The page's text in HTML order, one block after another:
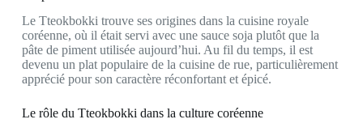
Le Tteokbokki trouve ses origines dans la cuisine royale
coréenne, où il était servi avec une sauce soja plutôt que la
pâte de piment utilisée aujourd’hui. Au fil du temps, il est
devenu un plat populaire de la cuisine de rue, particulièrement
apprécié pour son caractère réconfortant et épicé.
Le rôle du Tteokbokki dans la culture coréenne